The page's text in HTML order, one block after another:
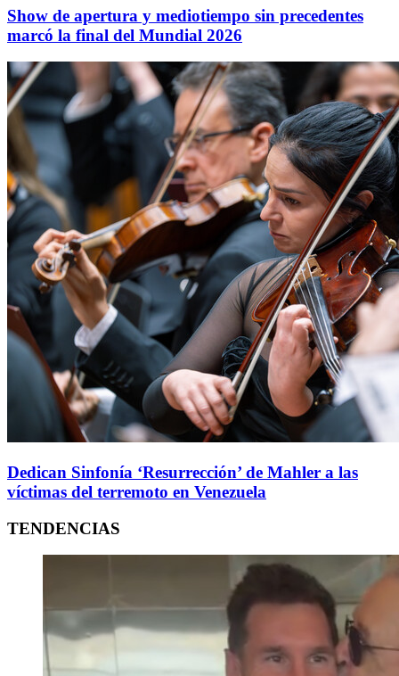
Show de apertura y mediotiempo sin precedentes
marcó la final del Mundial 2026
Dedican Sinfonía ‘Resurrección’ de Mahler a las
víctimas del terremoto en Venezuela
TENDENCIAS